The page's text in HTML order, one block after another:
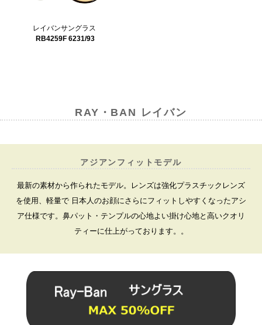
レイバンサングラス
RB4259F 6231/93
RAY・BAN レイバン
アジアンフィットモデル
最新の素材から作られたモデル。レンズは強化プラスチックレンズ
を使用、軽量で 日本人のお顔にさらにフィットしやすくなったアシ
ア仕様です。鼻パット・テンプルの心地よい掛け心地と高いクオリ
ティーに仕上がっております。
。